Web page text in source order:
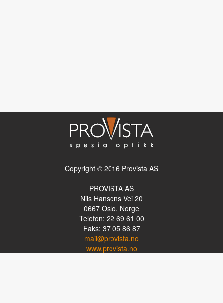
Copyright © 2016 Provista AS
PROVISTA AS
Nils Hansens Vei 20
0667 Oslo, Norge
Telefon: 22 69 61 00
Faks: 37 05 86 87
mail@provista.no
www.provista.no